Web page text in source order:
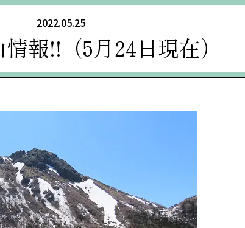
2022.05.25
報!!（5月24日現在）